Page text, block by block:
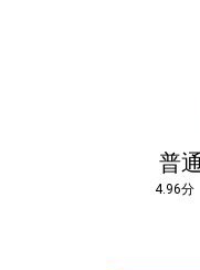
普
4.96分